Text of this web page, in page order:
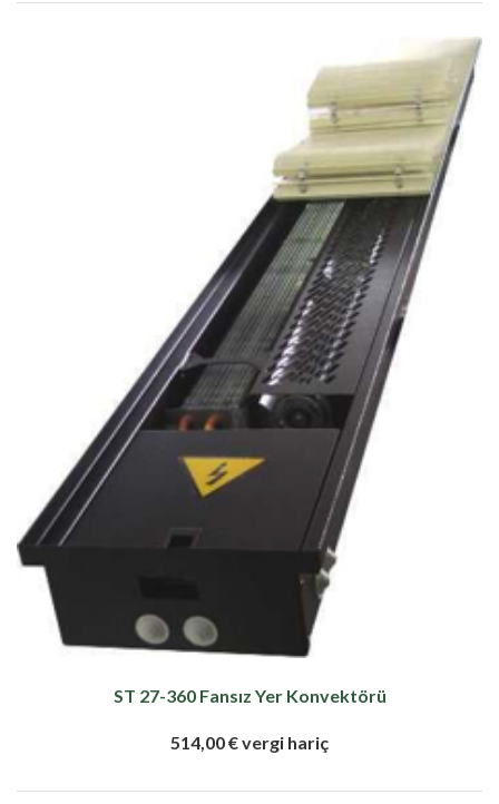
ST 27-360 Fansız Yer Konvektörü
514,00 € vergi hariç